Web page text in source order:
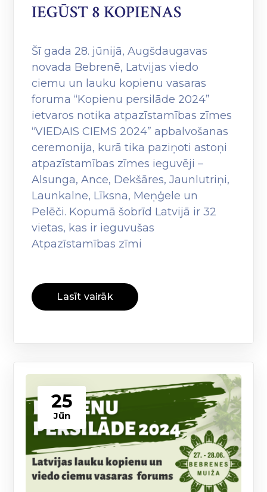
IEGŪST 8 KOPIENAS
Šī gada 28. jūnijā, Augšdaugavas
novada Bebrenē, Latvijas viedo
ciemu un lauku kopienu vasaras
foruma “Kopienu persilāde 2024”
ietvaros notika atpazīstamības zīmes
“VIEDAIS CIEMS 2024” apbalvošanas
ceremonija, kurā tika paziņoti astoņi
atpazīstamības zīmes ieguvēji –
Alsunga, Ance, Dekšāres, Jaunlutriņi,
Launkalne, Līksna, Meņģele un
Pelēči. Kopumā šobrīd Latvijā ir 32
vietas, kas ir ieguvušas
Atpazīstamības zīmi
Lasīt vairāk
25
Jūn